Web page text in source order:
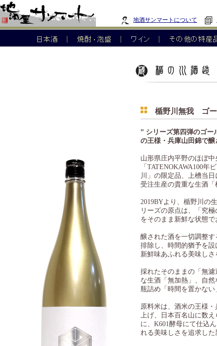
地酒サンマートについて
楯野川無我 ゴ
” シリーズ第四弾のゴー
の王様・兵庫山田錦で
山形県庄内平野のほぼ
「TATENOKAWA100
川」の限定品、上槽当
受注生産の貴重な生酒
2019BYより、楯野川の
リーズの原点は、「究
をそのまま新鮮な状態
醸された酒を一切調整
排除し、時間的猶予を
新鮮味あふれる美味し
採れたそのままの「無
な生酒「無加熱」、自
瓶詰め「時間を置かな
原料米は、酒米の王様
上げ、日本百名山に数
に、K601酵母にて仕込
れる美味しさを追求し